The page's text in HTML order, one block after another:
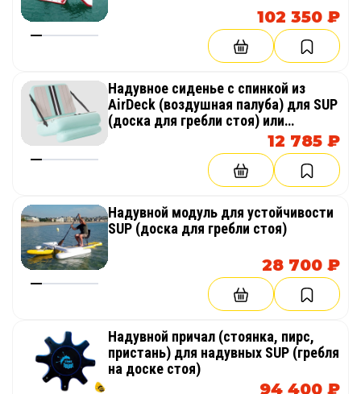
102 350 ₽
Надувное сиденье с спинкой из
AirDeck (воздушная палуба) для SUP
(доска для гребли стоя) или
12 785 ₽
Надувной модуль для устойчивости
SUP (доска для гребли стоя)
28 700 ₽
Надувной причал (стоянка, пирс,
пристань) для надувных SUP (гребля
на доске стоя)
94 400 ₽